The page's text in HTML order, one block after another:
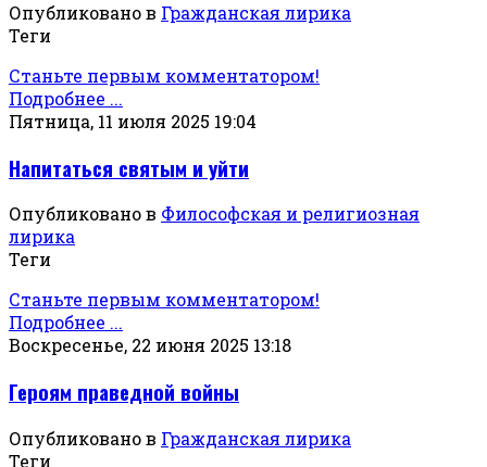
Опубликовано в Гражданская лирика
Теги
Станьте первым комментатором!
Подробнее ...
Пятница, 11 июля 2025 19:04
Напитаться святым и уйти
Опубликовано в Философская и религиозная
лирика
Теги
Станьте первым комментатором!
Подробнее ...
Воскресенье, 22 июня 2025 13:18
Героям праведной войны
Опубликовано в Гражданская лирика
Теги